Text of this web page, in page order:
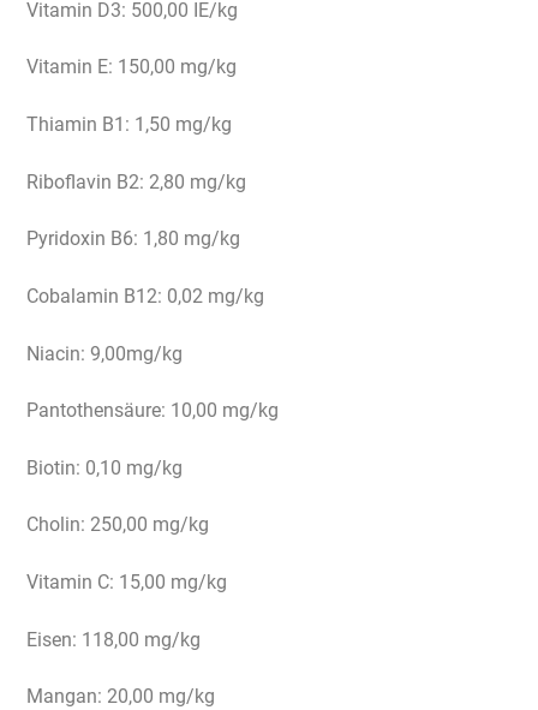
Vitamin D3: 500,00 IE/kg
Vitamin E: 150,00 mg/kg
Thiamin B1: 1,50 mg/kg
Riboflavin B2: 2,80 mg/kg
Pyridoxin B6: 1,80 mg/kg
Cobalamin B12: 0,02 mg/kg
Niacin: 9,00mg/kg
Pantothensäure: 10,00 mg/kg
Biotin: 0,10 mg/kg
Cholin: 250,00 mg/kg
Vitamin C: 15,00 mg/kg
Eisen: 118,00 mg/kg
Mangan: 20,00 mg/kg